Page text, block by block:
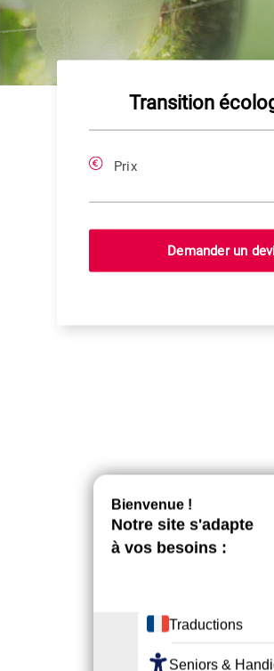
Transition
Prix
Demander un